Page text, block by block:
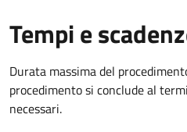
Tempi e
Durata massima del
procedimento si conclude al
necessari.